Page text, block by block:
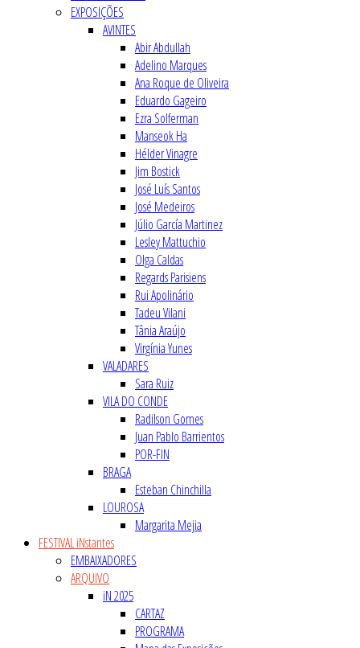
EXPOSIÇÕES
AVINTES
Abir Abdullah
Adelino Marques
Ana Roque de Oliveira
Eduardo Gageiro
Ezra Solferman
Manseok Ha
Hélder Vinagre
Jim Bostick
José Luís Santos
José Medeiros
Júlio García Martinez
Lesley Mattuchio
Olga Caldas
Regards Parisiens
Rui Apolinário
Tadeu Vilani
Tânia Araújo
Virgínia Yunes
VALADARES
Sara Ruiz
VILA DO CONDE
Radilson Gomes
Juan Pablo Barrientos
POR-FIN
BRAGA
Esteban Chinchilla
LOUROSA
Margarita Mejia
FESTIVAL iNstantes
EMBAIXADORES
ARQUIVO
iN 2025
CARTAZ
PROGRAMA